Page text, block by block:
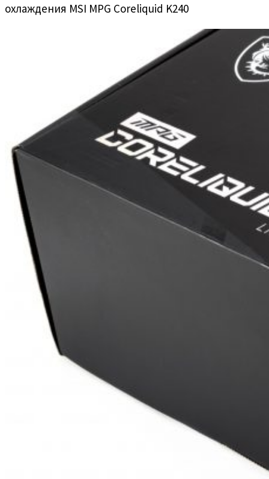
охлаждения MSI MPG Coreliquid K240